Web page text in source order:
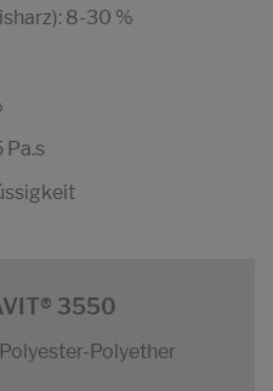
8-30 %
Pa.s
3550
Polyether